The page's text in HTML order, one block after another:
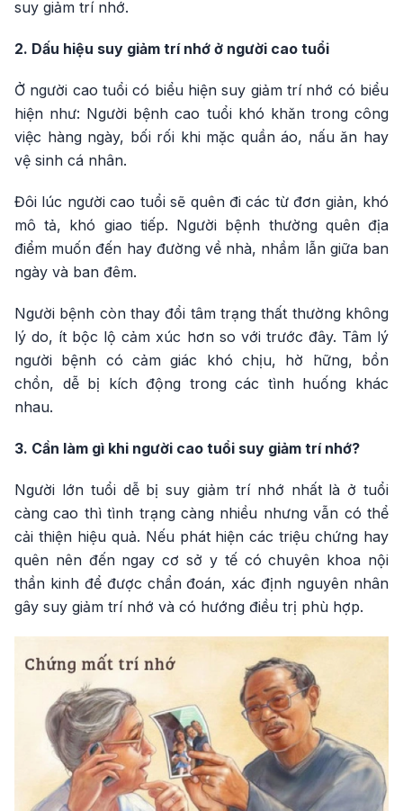
suy giảm trí nhớ.
2. Dấu hiệu suy giảm trí nhớ ở người cao tuổi
Ở người cao tuổi có biểu hiện suy giảm trí nhớ có biểu
hiện như: Người bệnh cao tuổi khó khăn trong công
việc hàng ngày, bối rối khi mặc quần áo, nấu ăn hay
vệ sinh cá nhân.
Đôi lúc người cao tuổi sẽ quên đi các từ đơn giản, khó
mô tả, khó giao tiếp. Người bệnh thường quên địa
điểm muốn đến hay đường về nhà, nhầm lẫn giữa ban
ngày và ban đêm.
Người bệnh còn thay đổi tâm trạng thất thường không
lý do, ít bộc lộ cảm xúc hơn so với trước đây. Tâm lý
người bệnh có cảm giác khó chịu, hờ hững, bồn
chồn, dễ bị kích động trong các tình huống khác
nhau.
3. Cần làm gì khi người cao tuổi suy giảm trí nhớ?
Người lớn tuổi dễ bị suy giảm trí nhớ nhất là ở tuổi
càng cao thì tình trạng càng nhiều nhưng vẫn có thể
cải thiện hiệu quả. Nếu phát hiện các triệu chứng hay
quên nên đến ngay cơ sở y tế có chuyên khoa nội
thần kinh để được chẩn đoán, xác định nguyên nhân
gây suy giảm trí nhớ và có hướng điều trị phù hợp.